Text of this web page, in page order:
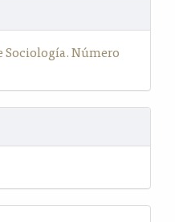
Sociología. Número